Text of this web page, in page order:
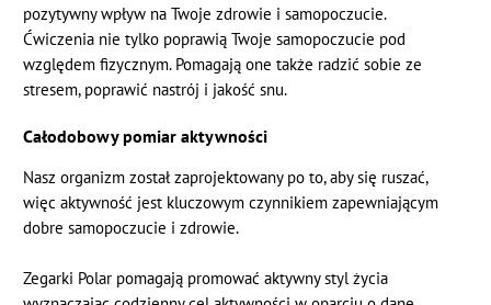
pozytywny wpływ na Twoje zdrowie i samopoczucie.
Ćwiczenia nie tylko poprawią Twoje samopoczucie pod
względem fizycznym. Pomagają one także radzić sobie ze
stresem, poprawić nastrój i jakość snu.
Całodobowy pomiar aktywności
Nasz organizm został zaprojektowany po to, aby się ruszać,
więc aktywność jest kluczowym czynnikiem zapewniającym
dobre samopoczucie i zdrowie.
Zegarki Polar pomagają promować aktywny styl życia